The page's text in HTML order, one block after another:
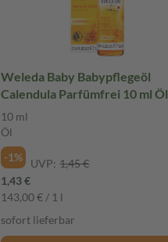
Weleda Baby Babypflegeöl
Calendula Parfümfrei 10 ml Öl
10 ml
Öl
-1%
UVP: 1,45 €
1,43 €
143,00 € / 1 l
sofort lieferbar